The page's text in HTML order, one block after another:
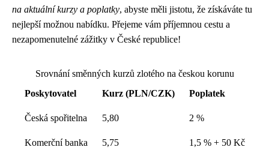
na aktuální kurzy a poplatky, abyste měli jistotu, že získáváte tu
nejlepší možnou nabídku. Přejeme vám příjemnou cestu a
nezapomenutelné zážitky v České republice!
Srovnání směnných kurzů zlotého na českou korunu
Poskytovatel
Kurz (PLN/CZK) Poplatek
Česká spořitelna 5,80 2 %
Komerční banka 5,75 1,5 % + 50 Kč